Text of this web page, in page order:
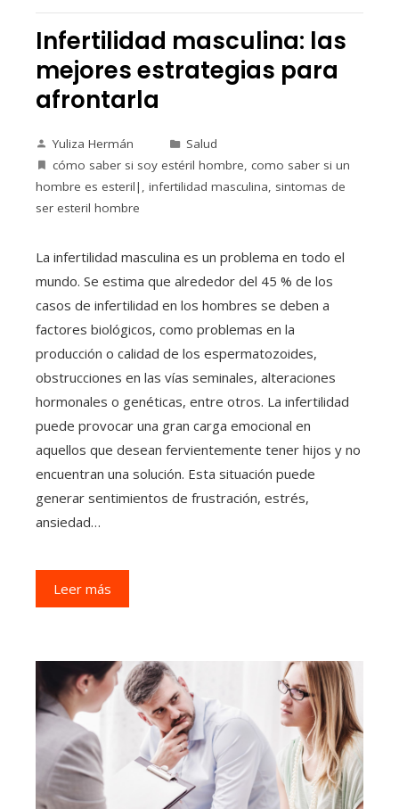
Infertilidad masculina: las
mejores estrategias para
afrontarla
Yuliza Hermán
Salud
cómo saber si soy estéril hombre, como saber si un
hombre es esteril| , infertilidad masculina, sintomas de
ser esteril hombre
La infertilidad masculina es un problema en todo el
mundo. Se estima que alrededor del 45 % de los
casos de infertilidad en los hombres se deben a
factores biológicos, como problemas en la
producción o calidad de los espermatozoides,
obstrucciones en las vías seminales, alteraciones
hormonales o genéticas, entre otros. La infertilidad
puede provocar una gran carga emocional en
aquellos que desean fervientemente tener hijos y no
encuentran una solución. Esta situación puede
generar sentimientos de frustración, estrés,
ansiedad…
Leer más